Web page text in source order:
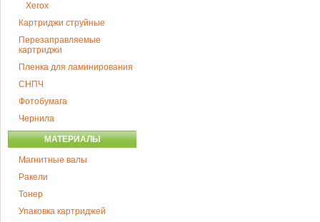
Xerox
Картриджи струйные
Перезаправляемые
картриджи
Пленка для ламинирования
СНПЧ
Фотобумага
Чернила
МАТЕРИАЛЫ
Магнитные валы
Ракели
Тонер
Упаковка картриджей